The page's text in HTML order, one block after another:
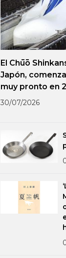
El Chūō
Japón,
muy pronto en
30/07/2026